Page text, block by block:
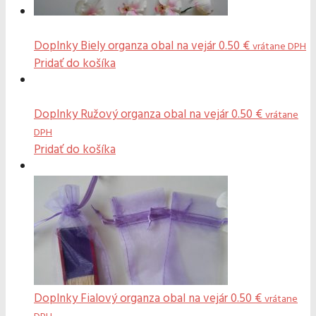
DoplnkyBiely organza obal na vejár0.50€vrátane DPH
Pridať do košíka
DoplnkyRužový organza obal na vejár0.50€vrátane
DPH
Pridať do košíka
DoplnkyFialový organza obal na vejár0.50€vrátane